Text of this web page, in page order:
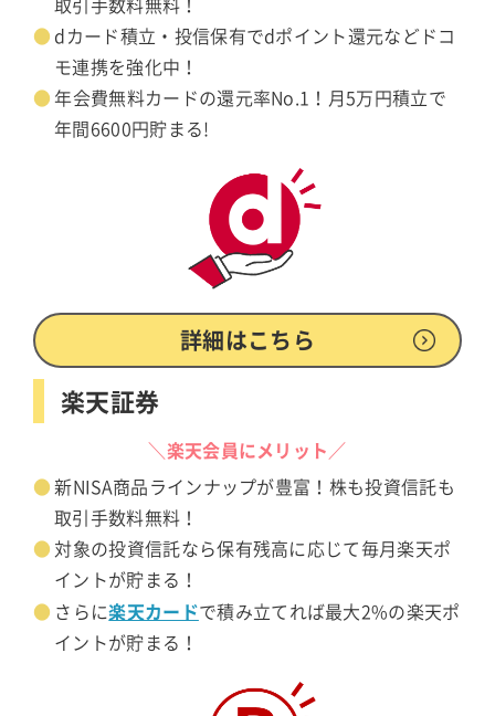
取引手数料無料！
dカード積立・投信保有でdポイント還元などドコ
モ連携を強化中！
年会費無料カードの還元率No.1！月5万円積立で
年間6600円貯まる!
詳細はこちら
楽天証券
＼楽天会員にメリット／
新NISA商品ラインナップが豊富！株も投資信託も
取引手数料無料！
対象の投資信託なら保有残高に応じて毎月楽天ポ
イントが貯まる！
さらに楽天カードで積み立てれば最大2%の楽天ポ
イントが貯まる！